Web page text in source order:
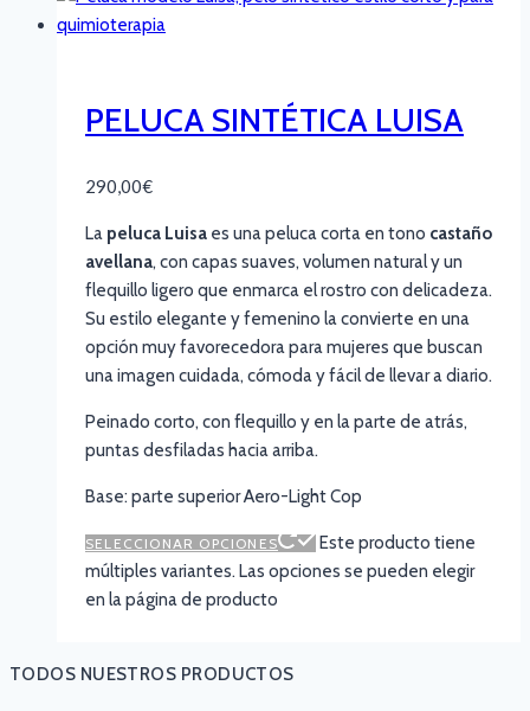
PELUCA SINTÉTICA LUISA
290,00€
La peluca Luisa es una peluca corta en tono castaño
avellana, con capas suaves, volumen natural y un
flequillo ligero que enmarca el rostro con delicadeza.
Su estilo elegante y femenino la convierte en una
opción muy favorecedora para mujeres que buscan
una imagen cuidada, cómoda y fácil de llevar a diario.
Peinado corto, con flequillo y en la parte de atrás,
puntas desfiladas hacia arriba.
Base: parte superior Aero-Light Cop
SELECCIONAR OPCIONES
Este producto tiene
múltiples variantes. Las opciones se pueden elegir
en la página de producto
TODOS NUESTROS PRODUCTOS